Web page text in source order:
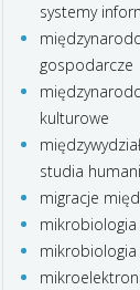
systemy
gospodarcze
kulturowe
studia
migracje
mikrobiologia